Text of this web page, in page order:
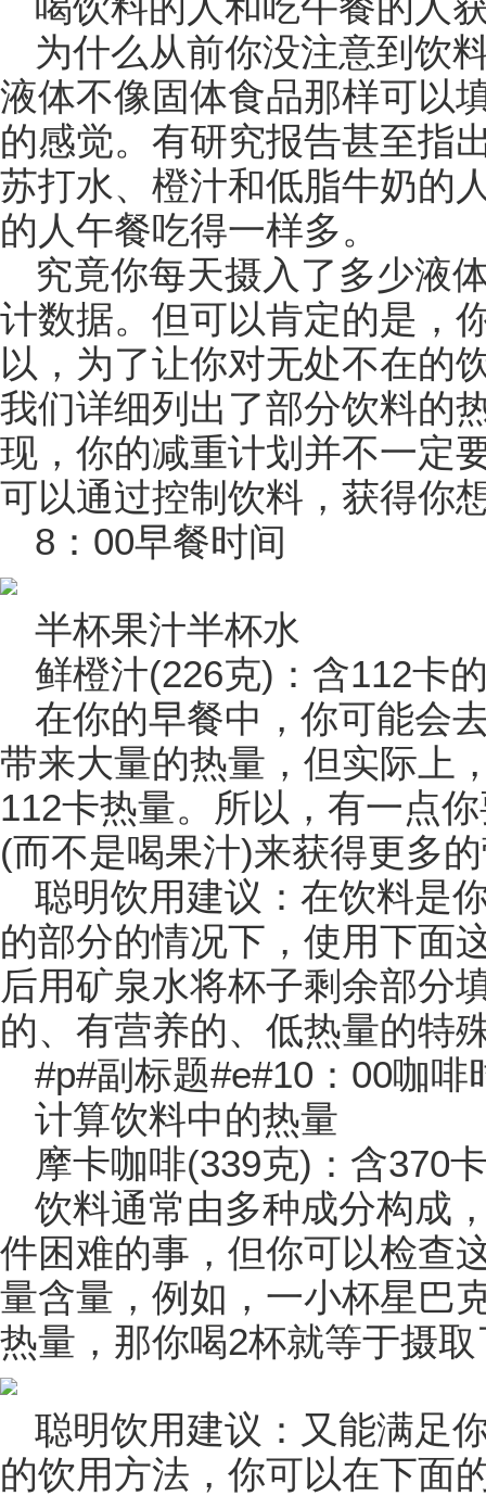
为什么从前你没注意到饮
液体不像固体食品那样可以
的感觉。有研究报告甚至指
苏打水、橙汁和低脂牛奶的
的人午餐吃得一样多。
究竟你每天摄入了多少液
计数据。但可以肯定的是，
以，为了让你对无处不在的
我们详细列出了部分饮料的
现，你的减重计划并不一定
可以通过控制饮料，获得你
8：00早餐时间
半杯果汁半杯水
鲜橙汁(226克)：含112卡
在你的早餐中，你可能会
带来大量的热量，但实际上
112卡热量。所以，有一点
(而不是喝果汁)来获得更多
聪明饮用建议：在饮料是
的部分的情况下，使用下面
后用矿泉水将杯子剩余部分
的、有营养的、低热量的特
#p#副标题#e#10：00咖啡
计算饮料中的热量
摩卡咖啡(339克)：含370
饮料通常由多种成分构成
件困难的事，但你可以检查
量含量，例如，一小杯星巴
热量，那你喝2杯就等于摄
聪明饮用建议：又能满足
的饮用方法，你可以在下面